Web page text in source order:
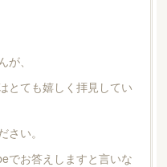
、
とても嬉しく拝見してい
い。
でお答えしますと言いな